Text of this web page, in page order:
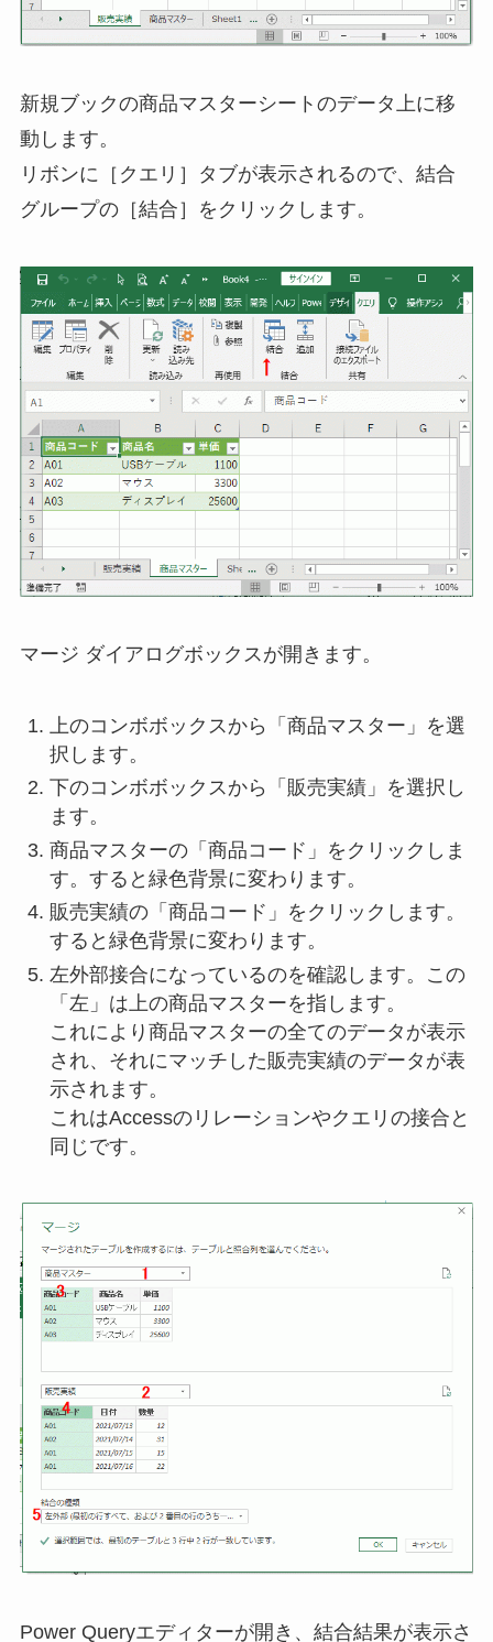
新規ブックの商品マスターシートのデータ上に移
動します。
リボンに［クエリ］タブが表示されるので、結合
グループの［結合］をクリックします。
マージ ダイアログボックスが開きます。
上のコンボボックスから「商品マスター」を選
択します。
下のコンボボックスから「販売実績」を選択し
ます。
商品マスターの「商品コード」をクリックしま
す。すると緑色背景に変わります。
販売実績の「商品コード」をクリックします。
すると緑色背景に変わります。
左外部接合になっているのを確認します。この
「左」は上の商品マスターを指します。
これにより商品マスターの全てのデータが表示
され、それにマッチした販売実績のデータが表
示されます。
これはAccessのリレーションやクエリの接合と
同じです。
Power Queryエディターが開き、結合結果が表示さ